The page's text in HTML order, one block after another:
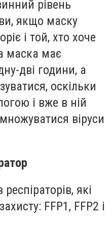
рівень
якщо маску
і той, хто хоче
маска має
дві години, а
оскільки
і вже в ній
віруси
які
FFP1, FFP2 і